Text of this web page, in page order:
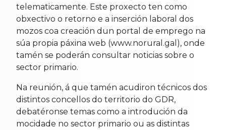
telematicamente. Este proxecto ten como
obxectivo o retorno e a inserción laboral dos
mozos coa creación dun portal de emprego na
súa propia páxina web (www.norural.gal), onde
tamén se poderán consultar noticias sobre o
sector primario.
Na reunión, á que tamén acudiron técnicos dos
distintos concellos do territorio do GDR,
debatéronse temas como a introdución da
mocidade no sector primario ou as distintas